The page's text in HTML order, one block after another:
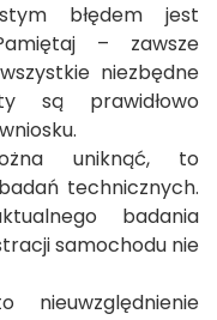
błędem jest
– zawsze
niezbędne
są prawidłowo
uniknąć, to
technicznych.
badania
samochodu nie